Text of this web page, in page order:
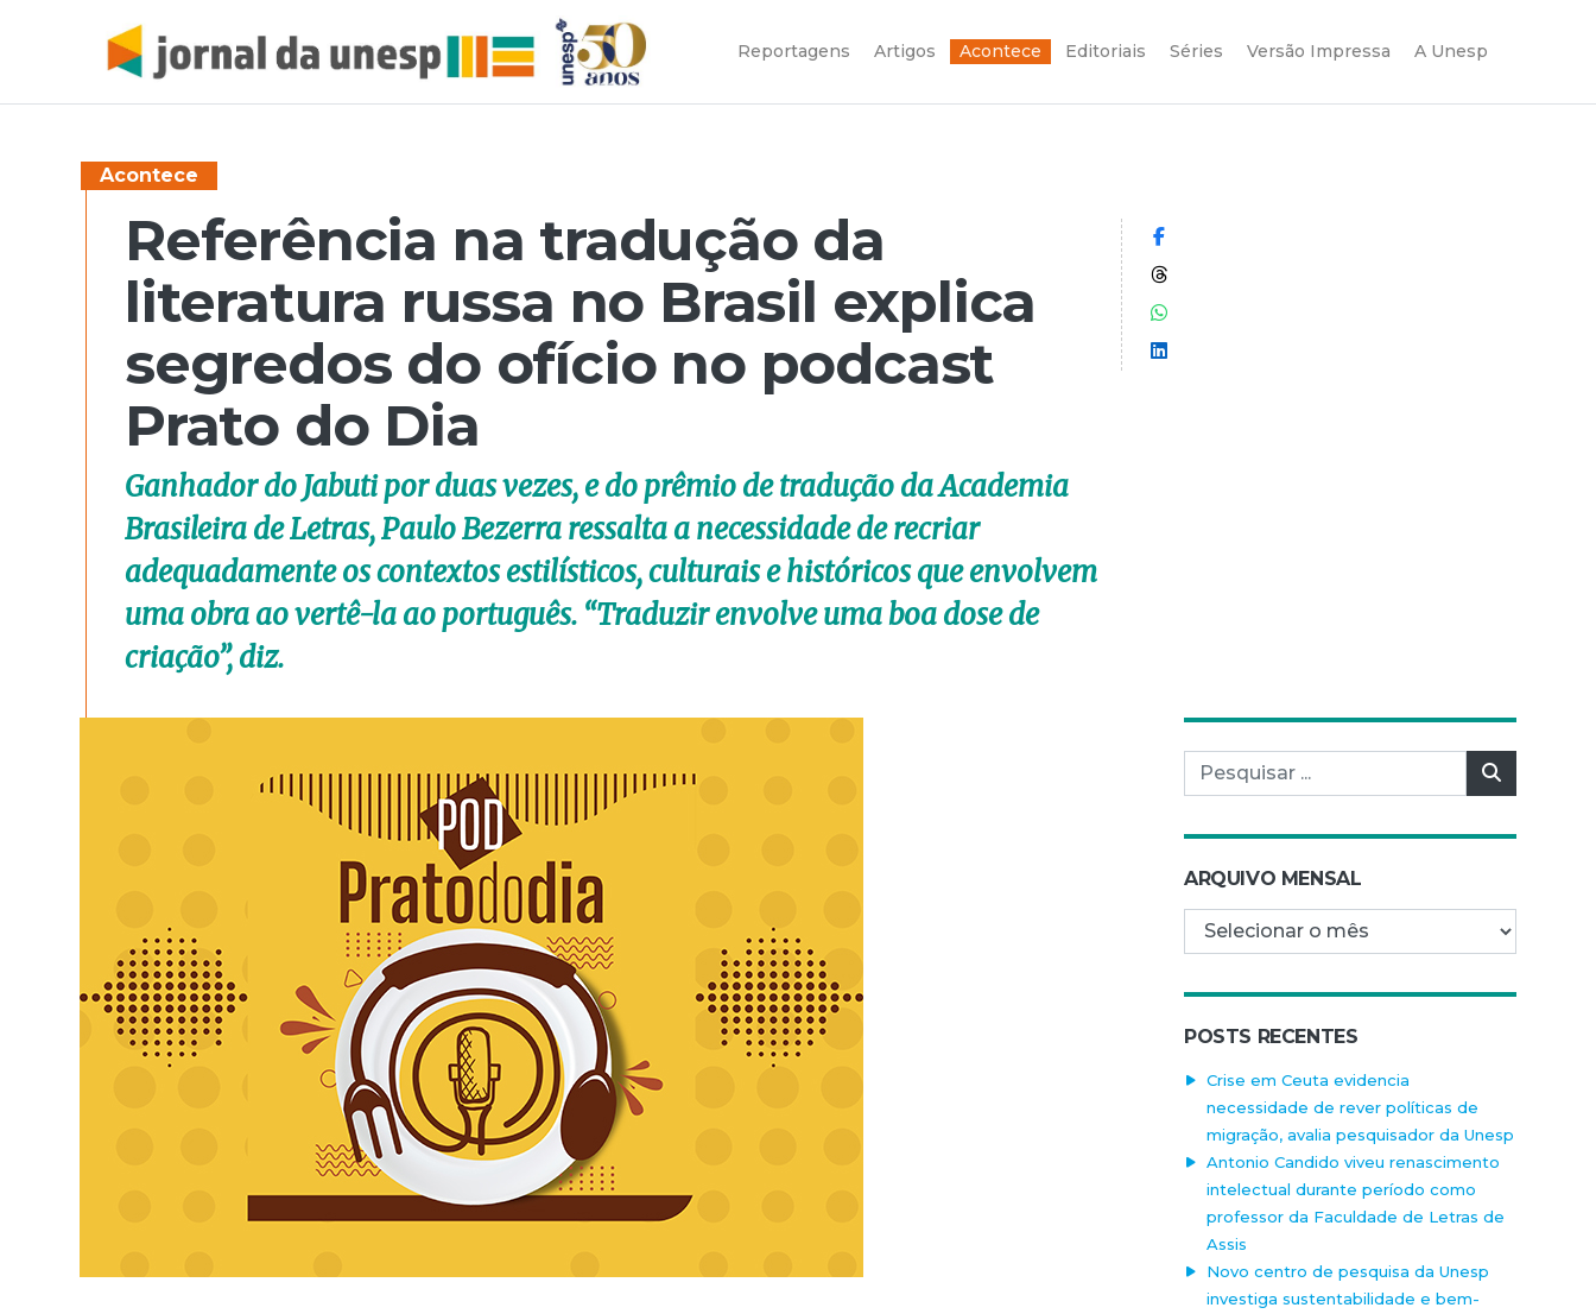
Reportagens Artigos Acontece Editoriais Séries Versão Impressa A Unesp
Acontece
Referência na tradução da
literatura russa no Brasil explica
segredos do ofício no podcast
Prato do Dia
Ganhador do Jabuti por duas vezes, e do prêmio de tradução da Academia
Brasileira de Letras, Paulo Bezerra ressalta a necessidade de recriar
adequadamente os contextos estilísticos, culturais e históricos que envolvem
uma obra ao vertê-la ao português. “Traduzir envolve uma boa dose de
criação”, diz.
Compartilhar no Facebook
Compartilhar no Threads
Compartilhar no WhatsApp
Compartilhar no LinkedIn
Pesquisar por:
ARQUIVO MENSAL
Arquivo mensal
POSTS RECENTES
Crise em Ceuta evidencia
necessidade de rever políticas de
migração, avalia pesquisador da Unesp
Antonio Candido viveu renascimento
intelectual durante período como
professor da Faculdade de Letras de
Assis
Novo centro de pesquisa da Unesp
investiga sustentabilidade e bem-